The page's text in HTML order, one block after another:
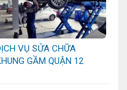
VỤ SỬA CHỮA
GẦM QUẬN 12